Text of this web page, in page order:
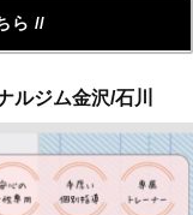
ら //
ルジム金沢/石川